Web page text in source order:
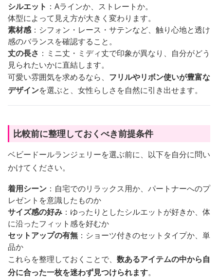
シルエット ：Aラインか、ストレートか。
体型によって見え方が大きく変わります。
素材感：シフォン・レース・サテンなど、触り心地と透け
感のバランスを確認すること。
丈の長さ ：ミニ丈・ミディ丈で印象が異なり、自分がどう
見られたいかに直結します。
可愛い雰囲気を求めるなら、 フリルやリボン使いが豊富な
デザインを選ぶと、女性らしさを自然に引き出せます。
比較前に整理しておくべき前提条件
ベビードールランジェリーを選ぶ前に、以下を自分に問い
かけてください。
着用シーン ：自宅でのリラックス用か、パートナーへのプ
レゼントを意識したものか
サイズ感の好み ：ゆったりとしたシルエットが好きか、体
に沿ったフィット感を好むか
セットアップの有無 ：ショーツ付きのセットタイプか、単
品か
これらを整理しておくことで、 数あるアイテムの中から自
分に合った一枚を迷わず見つけられます。